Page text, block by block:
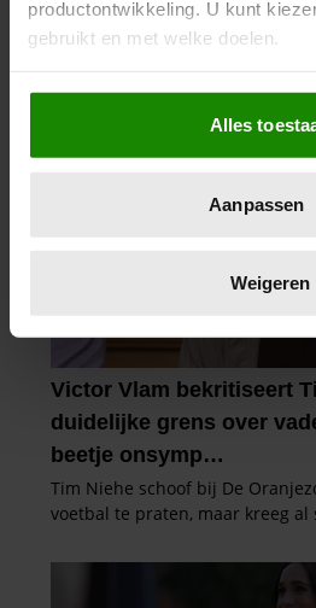
productontwikkeling. U kunt
gebruikt en met welke doelen.
Als u het toestaat, willen we ook
Informatie verzamelen
locatie, die tot een paar
scannen op specifieke
verwerkt en stel uw voorkeuren in
intrekken in de Cookieverklaring.
We gebruiken cookies om
personaliseren, om functies voor
en om ons websiteverkeer te
informatie over uw gebruik van
partners voor social media,
informatie die u aan ze heeft
verzameld op basis van uw
Alles
Aanpassen
Weigeren